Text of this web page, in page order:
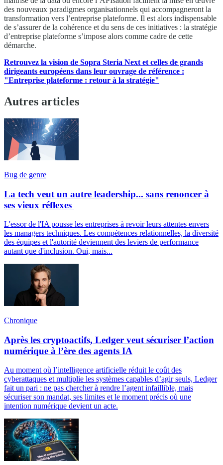
des nouveaux paradigmes organisationnels qui accompagneront la
transformation vers l’entreprise plateforme. Il est alors indispensable
de s’assurer de la cohérence et du sens de ces initiatives : la stratégie
d’entreprise plateforme s’impose alors comme cadre de cette
démarche.
Retrouvez la vision de Sopra Steria Next et celles de grands
dirigeants européens dans leur ouvrage de référence :
"Entreprise plateforme : retour à la stratégie"
Autres articles
Bug de genre
La tech veut un autre leadership... sans renoncer à
ses vieux réflexes
L'essor de l'IA pousse les entreprises à revoir leurs attentes envers
les managers techniques. Les compétences relationnelles, la diversité
des équipes et l'autorité deviennent des leviers de performance
autant que d'inclusion. Oui, mais...
Chronique
Après les cryptoactifs, Ledger veut sécuriser l’action
numérique à l’ère des agents IA
Au moment où l’intelligence artificielle réduit le coût des
cyberattaques et multiplie les systèmes capables d’agir seuls, Ledger
fait un pari : ne pas chercher à rendre l’agent infaillible, mais
sécuriser son mandat, ses limites et le moment précis où une
intention numérique devient un acte.